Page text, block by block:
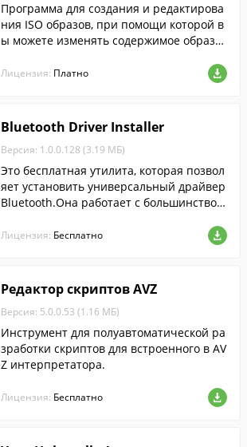
Программа для создания и редактирова
ния ISO образов, при помощи которой в
ы можете изменять содержимое образо
ь ISO-файлы с жесткого диска.
Лицензия: Платно
Bluetooth Driver Installer
Версия: 1.0.0.128 (3.19 МБ)
Это бесплатная утилита, которая позвол
яет установить универсальный драйвер
Bluetooth.Она работает с большинством
ров.
Лицензия: Бесплатно
Редактор скриптов AVZ
Версия: 5.0.0.53 (1.16 МБ)
Инструмент для полуавтоматической ра
зработки скриптов для встроенного в AV
Z интерпретатора.
Лицензия: Бесплатно